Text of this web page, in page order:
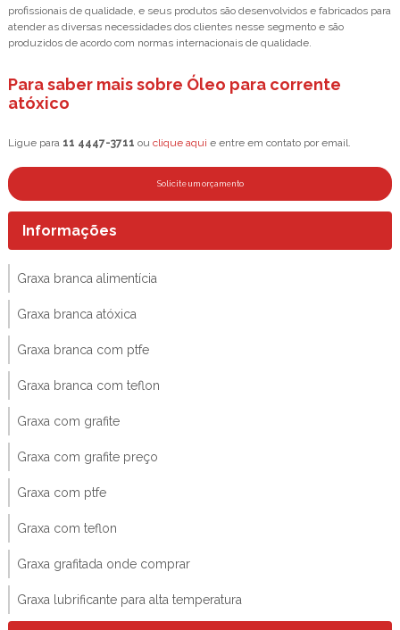
profissionais de qualidade, e seus produtos são desenvolvidos e fabricados para
atender as diversas necessidades dos clientes nesse segmento e são
produzidos de acordo com normas internacionais de qualidade.
Para saber mais sobre Óleo para corrente
atóxico
Ligue para 11 4447-3711 ou clique aqui e entre em contato por email.
Solicite um orçamento
Informações
Graxa branca alimentícia
Graxa branca atóxica
Graxa branca com ptfe
Graxa branca com teflon
Graxa com grafite
Graxa com grafite preço
Graxa com ptfe
Graxa com teflon
Graxa grafitada onde comprar
Graxa lubrificante para alta temperatura